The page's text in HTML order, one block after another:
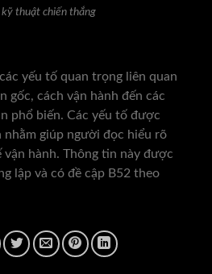
thuật chiến thắng
yếu tố quan trọng liên quan
gốc, cách vận hành đến các
phổ biến. Các yếu tố được
nhằm giúp người đọc hiểu rõ
vận hành. Thông tin này được
lập và có đề cập B52 theo